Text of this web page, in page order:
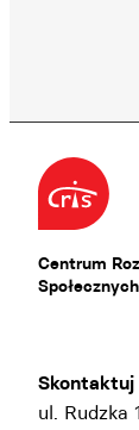
Centrum
Skontaktuj
ul. Rudzka